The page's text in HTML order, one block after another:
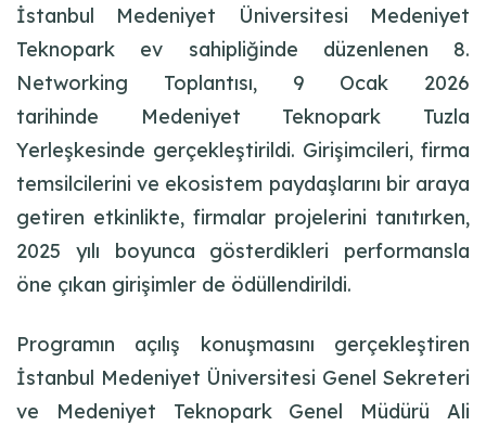
İstanbul Medeniyet Üniversitesi Medeniyet
Teknopark ev sahipliğinde düzenlenen 8.
Networking Toplantısı, 9 Ocak 2026
tarihinde Medeniyet Teknopark Tuzla
Yerleşkesinde gerçekleştirildi. Girişimcileri, firma
temsilcilerini ve ekosistem paydaşlarını bir araya
getiren etkinlikte, firmalar projelerini tanıtırken,
2025 yılı boyunca gösterdikleri performansla
öne çıkan girişimler de ödüllendirildi.
Programın açılış konuşmasını gerçekleştiren
İstanbul Medeniyet Üniversitesi Genel Sekreteri
ve Medeniyet Teknopark Genel Müdürü Ali